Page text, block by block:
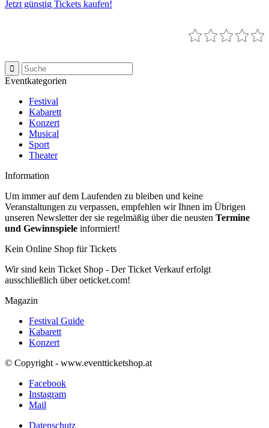
Jetzt günstig Tickets kaufen!
Eventkategorien
Festival
Kabarett
Konzert
Musical
Sport
Theater
Information
Um immer auf dem Laufenden zu bleiben und keine
Veranstaltungen zu verpassen, empfehlen wir Ihnen im Übrigen
unseren Newsletter der sie regelmäßig über die neusten Termine
und Gewinnspiele informiert!
Kein Online Shop für Tickets
Wir sind kein Ticket Shop - Der Ticket Verkauf erfolgt
ausschließlich über oeticket.com!
Magazin
Festival Guide
Kabarett
Konzert
© Copyright - www.eventticketshop.at
Facebook
Instagram
Mail
Datenschutz